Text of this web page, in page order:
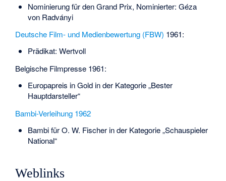
Nominierung für den Grand Prix, Nominierter: Géza
von Radványi
Deutsche Film- und Medienbewertung (FBW) 1961:
Prädikat: Wertvoll
Belgische Filmpresse 1961:
Europapreis in Gold in der Kategorie „Bester
Hauptdarsteller“
Bambi-Verleihung 1962
Bambi für O. W. Fischer in der Kategorie „Schauspieler
National“
Weblinks